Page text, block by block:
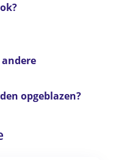
opgeblazen?